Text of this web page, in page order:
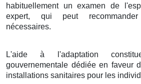
habituellement un examen de
expert, qui peut
nécessaires.
L'aide à l'adaptation
gouvernementale dédiée en faveur
installations sanitaires pour les